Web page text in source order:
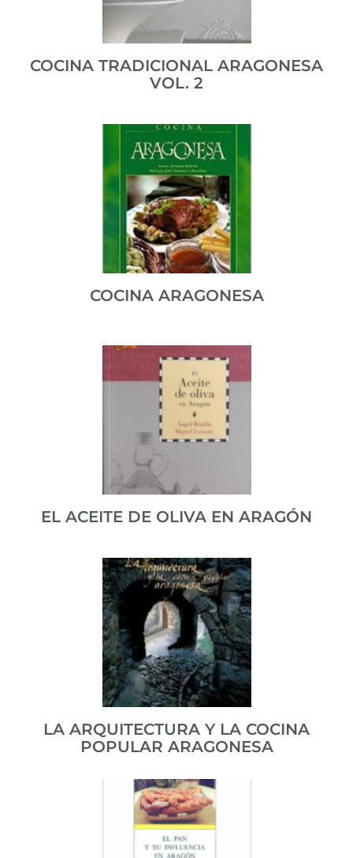
Barbacil y publicado en el año 2004.
ISBN 84-95490-33-1
COCINA TRADICIONAL ARAGONESA
VOL. 2
Un segundo volumen dedicado a los alimentos.
Editado por Prensa Diaria Aragonesa, coordinado por
Juan Barbacil y publicado en el año 2005.
ISBN 84-95490-33-1
COCINA ARAGONESA
Antonio Beltrán desmenuza las claves de nuestra
cocina.
ISBN 978-84-24124915
VER PUBLICACIÓN
EL ACEITE DE OLIVA EN ARAGÓN
Título incluido en la colección CAI 100 sobre el oro
líquido de Aragón.
ISBN 84-95306-67-0
VER PUBLICACIÓN
LA ARQUITECTURA Y LA COCINA
POPULAR ARAGONESA
Viaje gastronómico por el Aragón rural.